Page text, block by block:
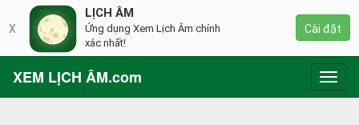
XEM LỊCH ÂM.com
X
LỊCH ÂM
Ứng dụng Xem Lịch Âm chính
xác nhất!
Cài đặt